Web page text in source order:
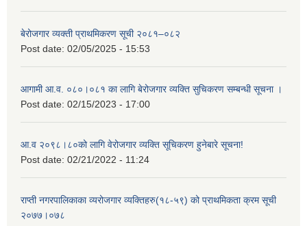
बेरोजगार व्यक्ती प्राथमिकरण सूची २०८१–०८२
Post date: 02/05/2025 - 15:53
आगामी आ.व. ०८०।०८१ का लागि बेरोजगार व्यक्ति सुचिकरण सम्बन्धी सूचना ।
Post date: 02/15/2023 - 17:00
आ.व २०९८।८०को लागि वेरोजगार व्यक्ति सूचिकरण हुनेबारे सूचना!
Post date: 02/21/2022 - 11:24
राप्ती नगरपालिकाका व्यरोजगार व्यक्तिहरु(१८-५९) को प्राथमिकता क्रम सूची
२०७७।०७८